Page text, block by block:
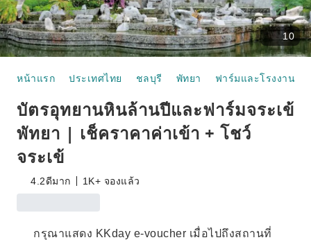
10
หน้าแรก ประเทศไทย ชลบุรี พัทยา ฟาร์มและโรงงานสำ
บัตรอุทยานหินล้านปีและฟาร์มจระเข้
พัทยา | เช็คราคาค่าเข้า + โชว์
จระเข้
4.2ดีมาก 1K+ จองแล้ว
กรุณาแสดง KKday e-voucher เมื่อไปถึงสถานที่